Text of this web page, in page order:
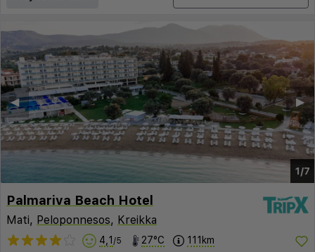
1/7
▶︎
◀︎
Palmariva Beach Hotel
Mati, Peloponnesos, Kreikka
4,1 /5 27°C 111km